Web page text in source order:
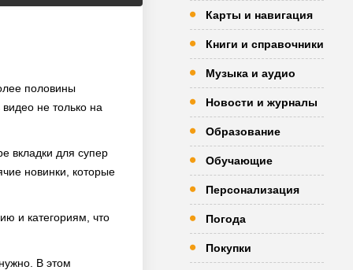
половины
не только на
вкладки для супер
новинки, которые
и категориям, что
В этом
Карты и навигация
Книги и справочники
Музыка и аудио
Новости и журналы
Образование
Обучающие
Персонализация
Погода
Покупки